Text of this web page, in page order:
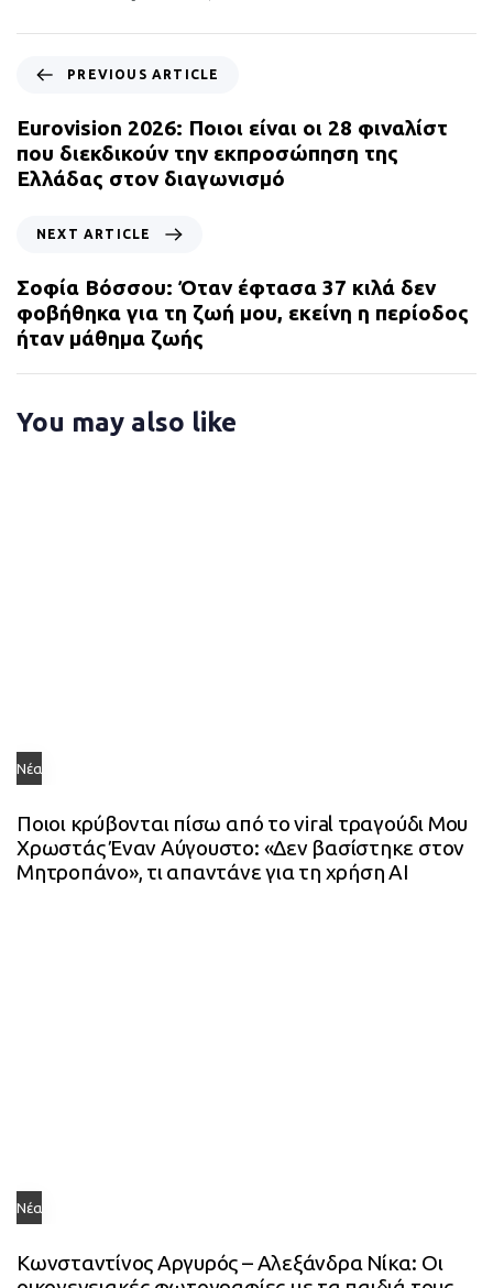
e
v
i
o
r
t
i
c
e
PREVIOUS ARTICLE
Eurovision 2026: Ποιοι είναι οι 28 φιναλίστ
που διεκδικούν την εκπροσώπηση της
Ελλάδας στον διαγωνισμό
x
t
A
r
t
c
NEXT ARTICLE
Σοφία Βόσσου: Όταν έφτασα 37 κιλά δεν
φοβήθηκα για τη ζωή μου, εκείνη η περίοδος
ήταν μάθημα ζωής
You may also like
Νέα
Ποιοι κρύβονται πίσω από το viral τραγούδι Μου
Χρωστάς Έναν Αύγουστο: «Δεν βασίστηκε στον
Μητροπάνο», τι απαντάνε για τη χρήση AI
Νέα
Κωνσταντίνος Αργυρός – Αλεξάνδρα Νίκα: Οι